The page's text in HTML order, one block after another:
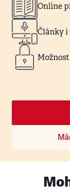
Online
Články